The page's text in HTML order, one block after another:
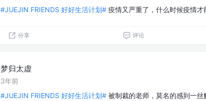
#JUEJIN FRIENDS 好好生活计划# 疫情又严重了，什么时候疫情才
分享 评论
梦归太虚
3年前
#JUEJIN FRIENDS 好好生活计划# 被制裁的老师，莫名的感到一丝